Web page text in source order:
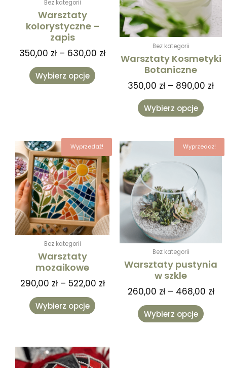
Bez kategorii
Warsztaty
kolorystyczne –
zapis
350,00 zł – 630,00 zł
Wybierz opcje
wybrać
na
produktu
Bez kategorii
Warsztaty Kosmetyki
Botaniczne
350,00 zł – 890,00 zł
Wybierz opcje
można
na
stronie
Wyprzedaż!
Bez kategorii
Warsztaty
mozaikowe
290,00 zł – 522,00 zł
Zakres
cen:
od
290,00 zł
do
522,00 zł
Wybierz opcje
Ten
produkt
ma
wiele
wariantów.
Opcje
można
wybrać
na
Wyprzedaż!
Bez kategorii
Warsztaty pustynia
w szkle
260,00 zł – 468,00 zł
Wybierz opcje
Ten
można
stronie